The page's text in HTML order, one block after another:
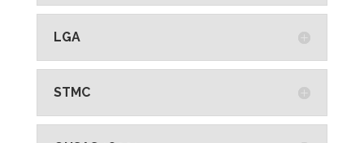
LGA
STMC